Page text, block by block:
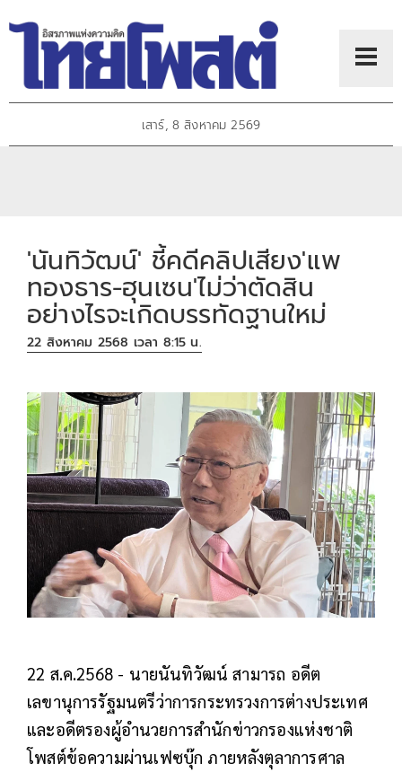
เสาร์, 8 สิงหาคม 2569
'นันทิวัฒน์' ชี้คดีคลิปเสียง'แพ
ทองธาร-ฮุนเซน'ไม่ว่าตัดสิน
อย่างไรจะเกิดบรรทัดฐานใหม่
22 สิงหาคม 2568 เวลา 8:15 น.
22 ส.ค.2568 - นายนันทิวัฒน์ สามารถ อดีต
เลขานุการรัฐมนตรีว่าการกระทรวงการต่างประเทศ
และอดีตรองผู้อำนวยการสำนักข่าวกรองแห่งชาติ
โพสต์ข้อความผ่านเฟซบุ๊ก ภายหลังตุลาการศาล